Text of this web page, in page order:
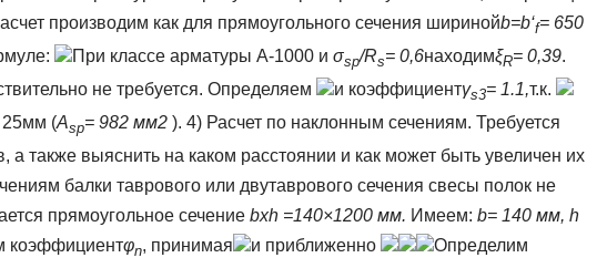
производим как для прямоугольного сечения ширинойb=b‘f= 650
При классе арматуры А-1000 и σsp/Rs= 0,6находимξR= 0,39.
не требуется. Определяем и коэффициентγs3= 1.1,т.к.
(Аsp= 982 мм2). 4) Расчет по наклонным сечениям. Требуется
а также выяснить на каком расстоянии и как может быть увеличен их
балки таврового или двутаврового сечения свесы полок не
прямоугольное сечение bxh =140×1200 мм. Имеем: b= 140 мм, h
коэффициентφn, принимая и приближенно
Определим